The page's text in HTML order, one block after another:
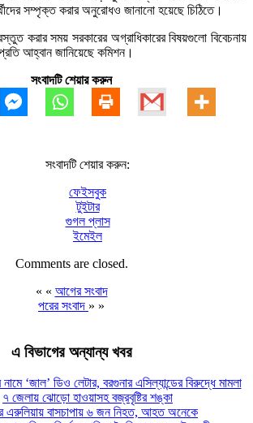
সম্পৃক্ত করার অনুরোধও জানানো হয়েছে চিঠিতে।
করার সময় সরকারের অগ্রাধিকারের বিষয়গুলো বিবেচনায়
আহ্বান জানিয়েছে কমিশন।
সংবাদটি শেয়ার করুন
সংবাদটি শেয়ার করুন:
ফেইসবুক
টুইটার
গুগল প্লাস
ইমেইল
Comments are closed.
« « আগের সংবাদ
পরের সংবাদ » »
এ বিভাগের অন্যান্য খবর
‘জাল’ ডিও লেটার, বরগুনার এসিল্যান্ডের বিরুদ্ধে মামলা
৭ জেলায় ঝোড়ো হাওয়াসহ বজ্রবৃষ্টির শঙ্কা
এরুলিয়ায় বাসচাপায় ৬ জন নিহত, আহত অনেকে